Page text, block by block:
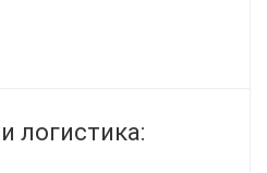
логистика: